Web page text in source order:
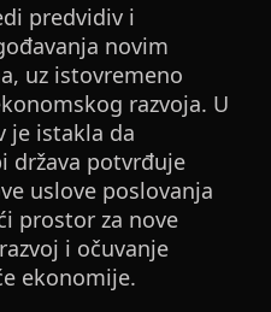
predvidiv i
novim
uz istovremeno
razvoja. U
je istakla da
država potvrđuje
uslove poslovanja
prostor za nove
i očuvanje
ekonomije.